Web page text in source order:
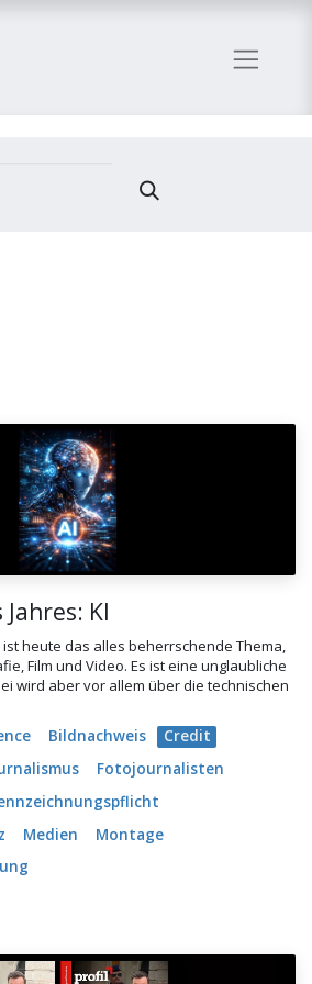
KI
ist heute das alles beherrschende Thema,
Film und Video. Es ist eine unglaubliche
wird aber vor allem über die technischen
Bildnachweis
Credit
Fotojournalisten
Medien
Montage